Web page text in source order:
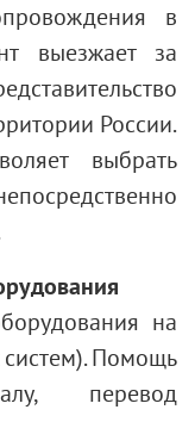
в
выезжает за
России.
выбрать
на
систем). Помощь
перевод